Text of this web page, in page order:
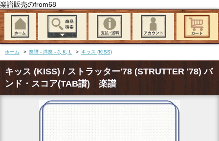
楽譜販売のfrom68
ホーム > 楽譜 - 洋楽 - J, K, L > キッス (KISS)
キッス (KISS) / ストラッター'78 (STRUTTER '78) バ
ンド・スコア(TAB譜) 楽譜